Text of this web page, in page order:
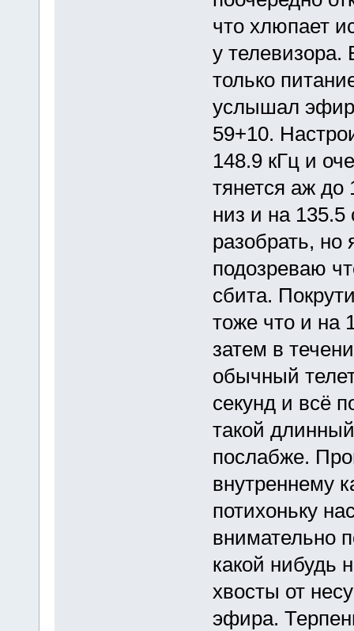
что хлюпает
у
только
услышал
59+10.
148.9 кГц и
тянется аж до
низ и на
разобрать, но
подозреваю
сбита.
тоже что и на
затем в
обычный
секунд и всё
такой
послабже.
внутреннему
потихоньку
внимательно
какой нибудь
хвосты от
эфира.